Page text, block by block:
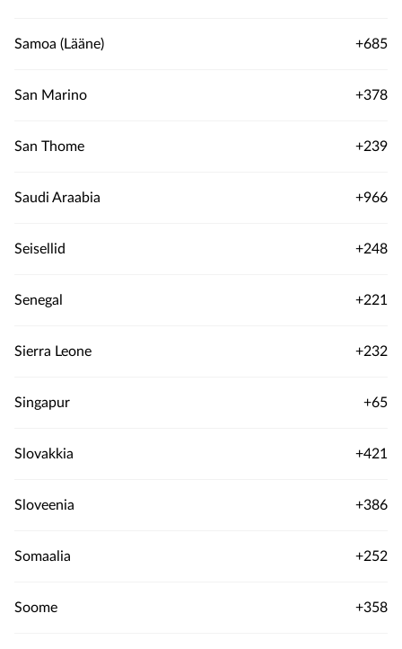
Samoa (Lääne) +685
San Marino +378
San Thome +239
Saudi Araabia +966
Seisellid +248
Senegal +221
Sierra Leone +232
Singapur +65
Slovakkia +421
Sloveenia +386
Somaalia +252
Soome +358